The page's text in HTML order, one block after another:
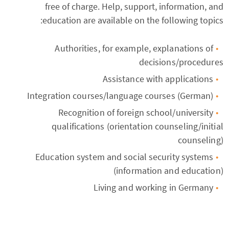
free of charge. Help, support, information, and
education are available on the following topics:
Authorities, for example, explanations of
decisions/procedures
Assistance with applications
Integration courses/language courses (German)
Recognition of foreign school/university
qualifications (orientation counseling/initial
counseling)
Education system and social security systems
(information and education)
Living and working in Germany